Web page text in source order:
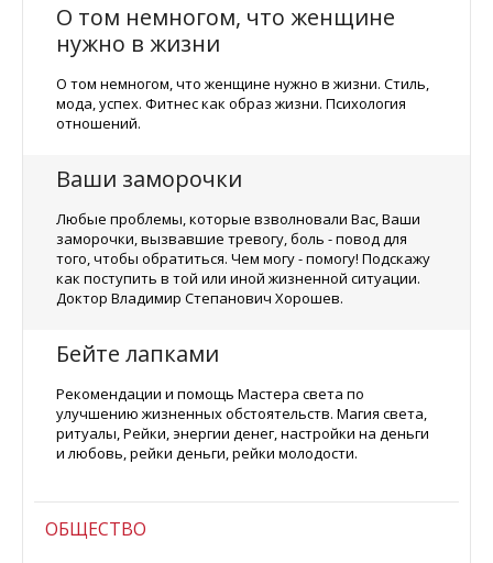
О том немногом, что женщине
нужно в жизни
О том немногом, что женщине нужно в жизни. Стиль,
мода, успех. Фитнес как образ жизни. Психология
отношений.
Ваши заморочки
Любые проблемы, которые взволновали Вас, Ваши
заморочки, вызвавшие тревогу, боль - повод для
того, чтобы обратиться. Чем могу - помогу! Подскажу
как поступить в той или иной жизненной ситуации.
Доктор Владимир Степанович Хорошев.
Бейте лапками
Рекомендации и помощь Мастера света по
улучшению жизненных обстоятельств. Магия света,
ритуалы, Рейки, энергии денег, настройки на деньги
и любовь, рейки деньги, рейки молодости.
ОБЩЕСТВО